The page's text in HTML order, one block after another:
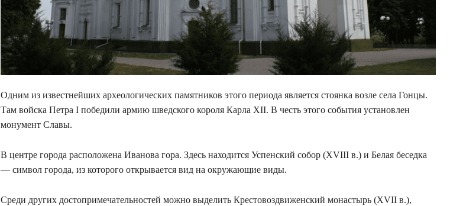
Одним из известнейших археологических памятников этого периода является стоянка возле села Гонцы.
Там войска Петра I победили армию шведского короля Карла XII. В честь этого события установлен
монумент Славы.
В центре города расположена Иванова гора. Здесь находится Успенский собор (XVIII в.) и Белая беседка
— символ города, из которого открывается вид на окружающие виды.
Среди других достопримечательностей можно выделить Крестовоздвиженский монастырь (XVII в.),